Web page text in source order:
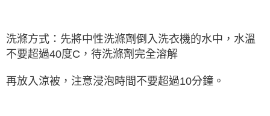
洗滌方式：先將中性洗滌劑倒入洗衣機的水中，水溫
不要超過40度C，待洗滌劑完全溶解
再放入涼被，注意浸泡時間不要超過10分鐘。